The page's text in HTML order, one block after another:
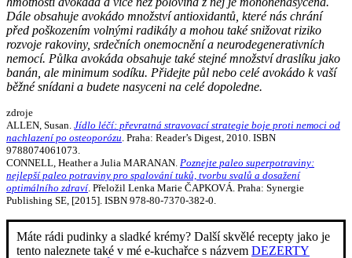
Dále obsahuje avokádo množství antioxidantů, které nás chrání
před poškozením volnými radikály a mohou také snižovat riziko
rozvoje rakoviny, srdečních onemocnění a neurodegenerativních
nemocí. Půlka avokáda obsahuje také stejné množství draslíku jako
banán, ale minimum sodíku. Přidejte půl nebo celé avokádo k vaší
běžné snídani a budete nasyceni na celé dopoledne.
zdroje
ALLEN, Susan. Jídlo léčí: převratná stravovací strategie boje proti nemoci od
nachlazení po osteoporózu. Praha: Reader’s Digest, 2010. ISBN
9788074061073.
CONNELL, Heather a Julia MARANAN. Poznejte paleo superpotraviny:
nejlepší paleo potraviny pro spalování tuků, tvorbu svalů a dosažení
optimálního zdraví. Přeložil Lenka Marie ČAPKOVÁ. Praha: Synergie
Publishing SE, [2015]. ISBN 978-80-7370-382-0.
Máte rádi pudinky a sladké krémy? Další skvělé recepty jako je
tento naleznete také v mé e-kuchařce s názvem DEZERTY